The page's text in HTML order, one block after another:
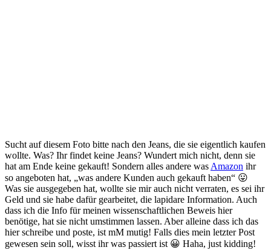
Sucht auf diesem Foto bitte nach den Jeans, die sie eigentlich kaufen
wollte. Was? Ihr findet keine Jeans? Wundert mich nicht, denn sie
hat am Ende keine gekauft! Sondern alles andere wasAmazon ihr
so angeboten hat, „was andere Kunden auch gekauft haben“ 😛
Was sie ausgegeben hat, wollte sie mir auch nicht verraten, es sei ihr
Geld und sie habe dafür gearbeitet, die lapidare Information. Auch
dass ich die Info für meinen wissenschaftlichen Beweis hier
benötige, hat sie nicht umstimmen lassen. Aber alleine dass ich das
hier schreibe und poste, ist mM mutig! Falls dies mein letzter Post
gewesen sein soll, wisst ihr was passiert ist 😀 Haha, just kidding!